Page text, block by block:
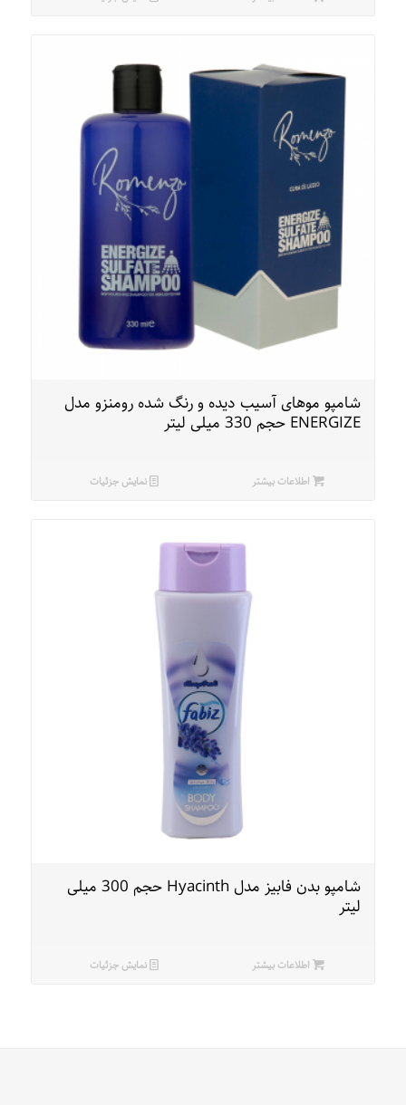
شامپو موهای آسیب دیده و رنگ شده رومنزو مدل
ENERGIZE حجم 330 میلی لیتر
اطلاعات بیشتر نمایش جزئیات
شامپو بدن فابیز مدل Hyacinth حجم 300 میلی
لیتر
اطلاعات بیشتر نمایش جزئیات